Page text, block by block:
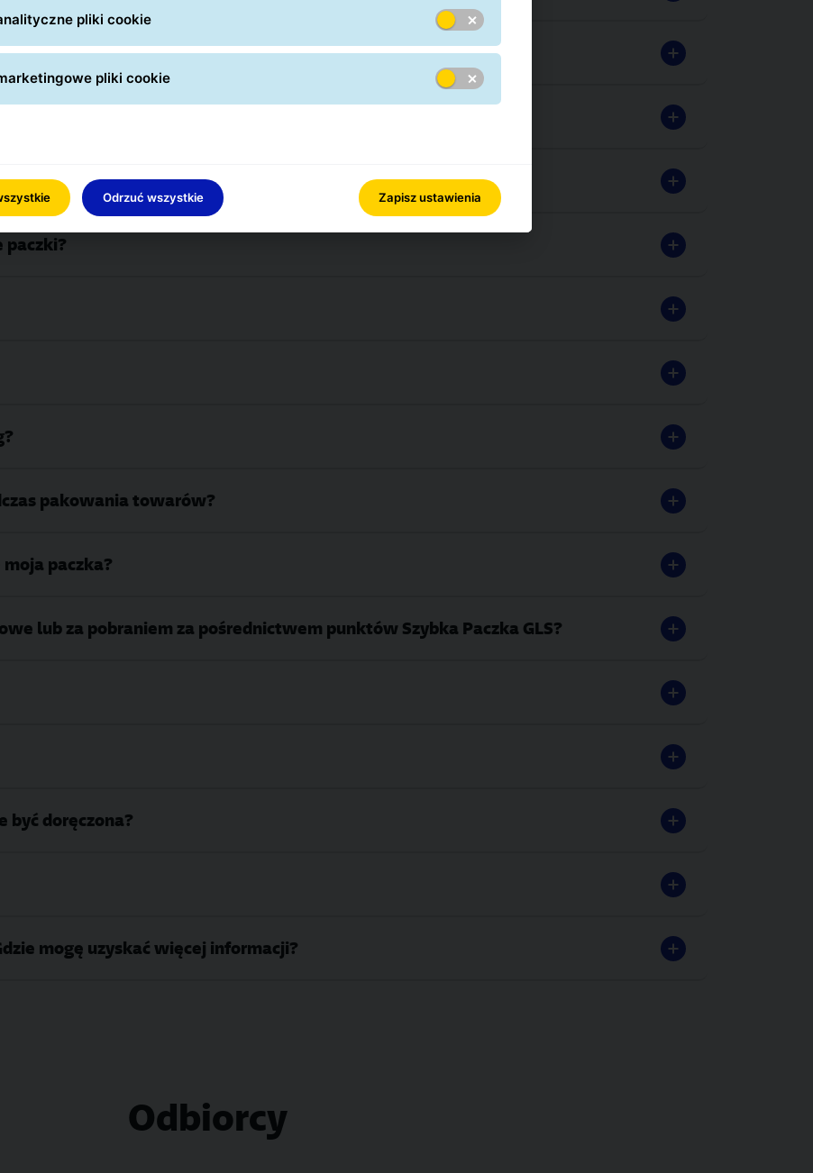
Szybkiej Paczki?
paczki?
pakowania towarów?
paczka?
lub za pobraniem za pośrednictwem punktów Szybka Paczka GLS?
być doręczona?
mogę uzyskać więcej informacji?
Odbiorcy
pliki cookie
pliki cookie
Odrzuć wszystkie Zapisz ustawienia